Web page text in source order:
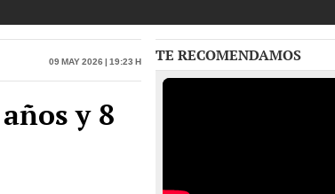
09 May 2026 | 19:23 h
y 8
TE RECOMENDAMOS